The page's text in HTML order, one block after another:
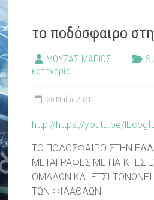
το ποδόσφαιρο
ΜΟΥΖΑΣ ΜΑΡΙΟΣ
κατηγορία
30 Μαΐου 2021
http://https://youtu.be/
ΤΟ ΠΟΔΟΣΦΑΙΡΟ ΣΤΗΝ
ΜΕΤΑΓΡΑΦΕΣ ΜΕ ΠΑΙΚΤΕΣ
ΟΜΑΔΩΝ ΚΑΙ ΕΤΣΙ
ΤΩΝ ΦΙΛΑΘΛΩΝ.